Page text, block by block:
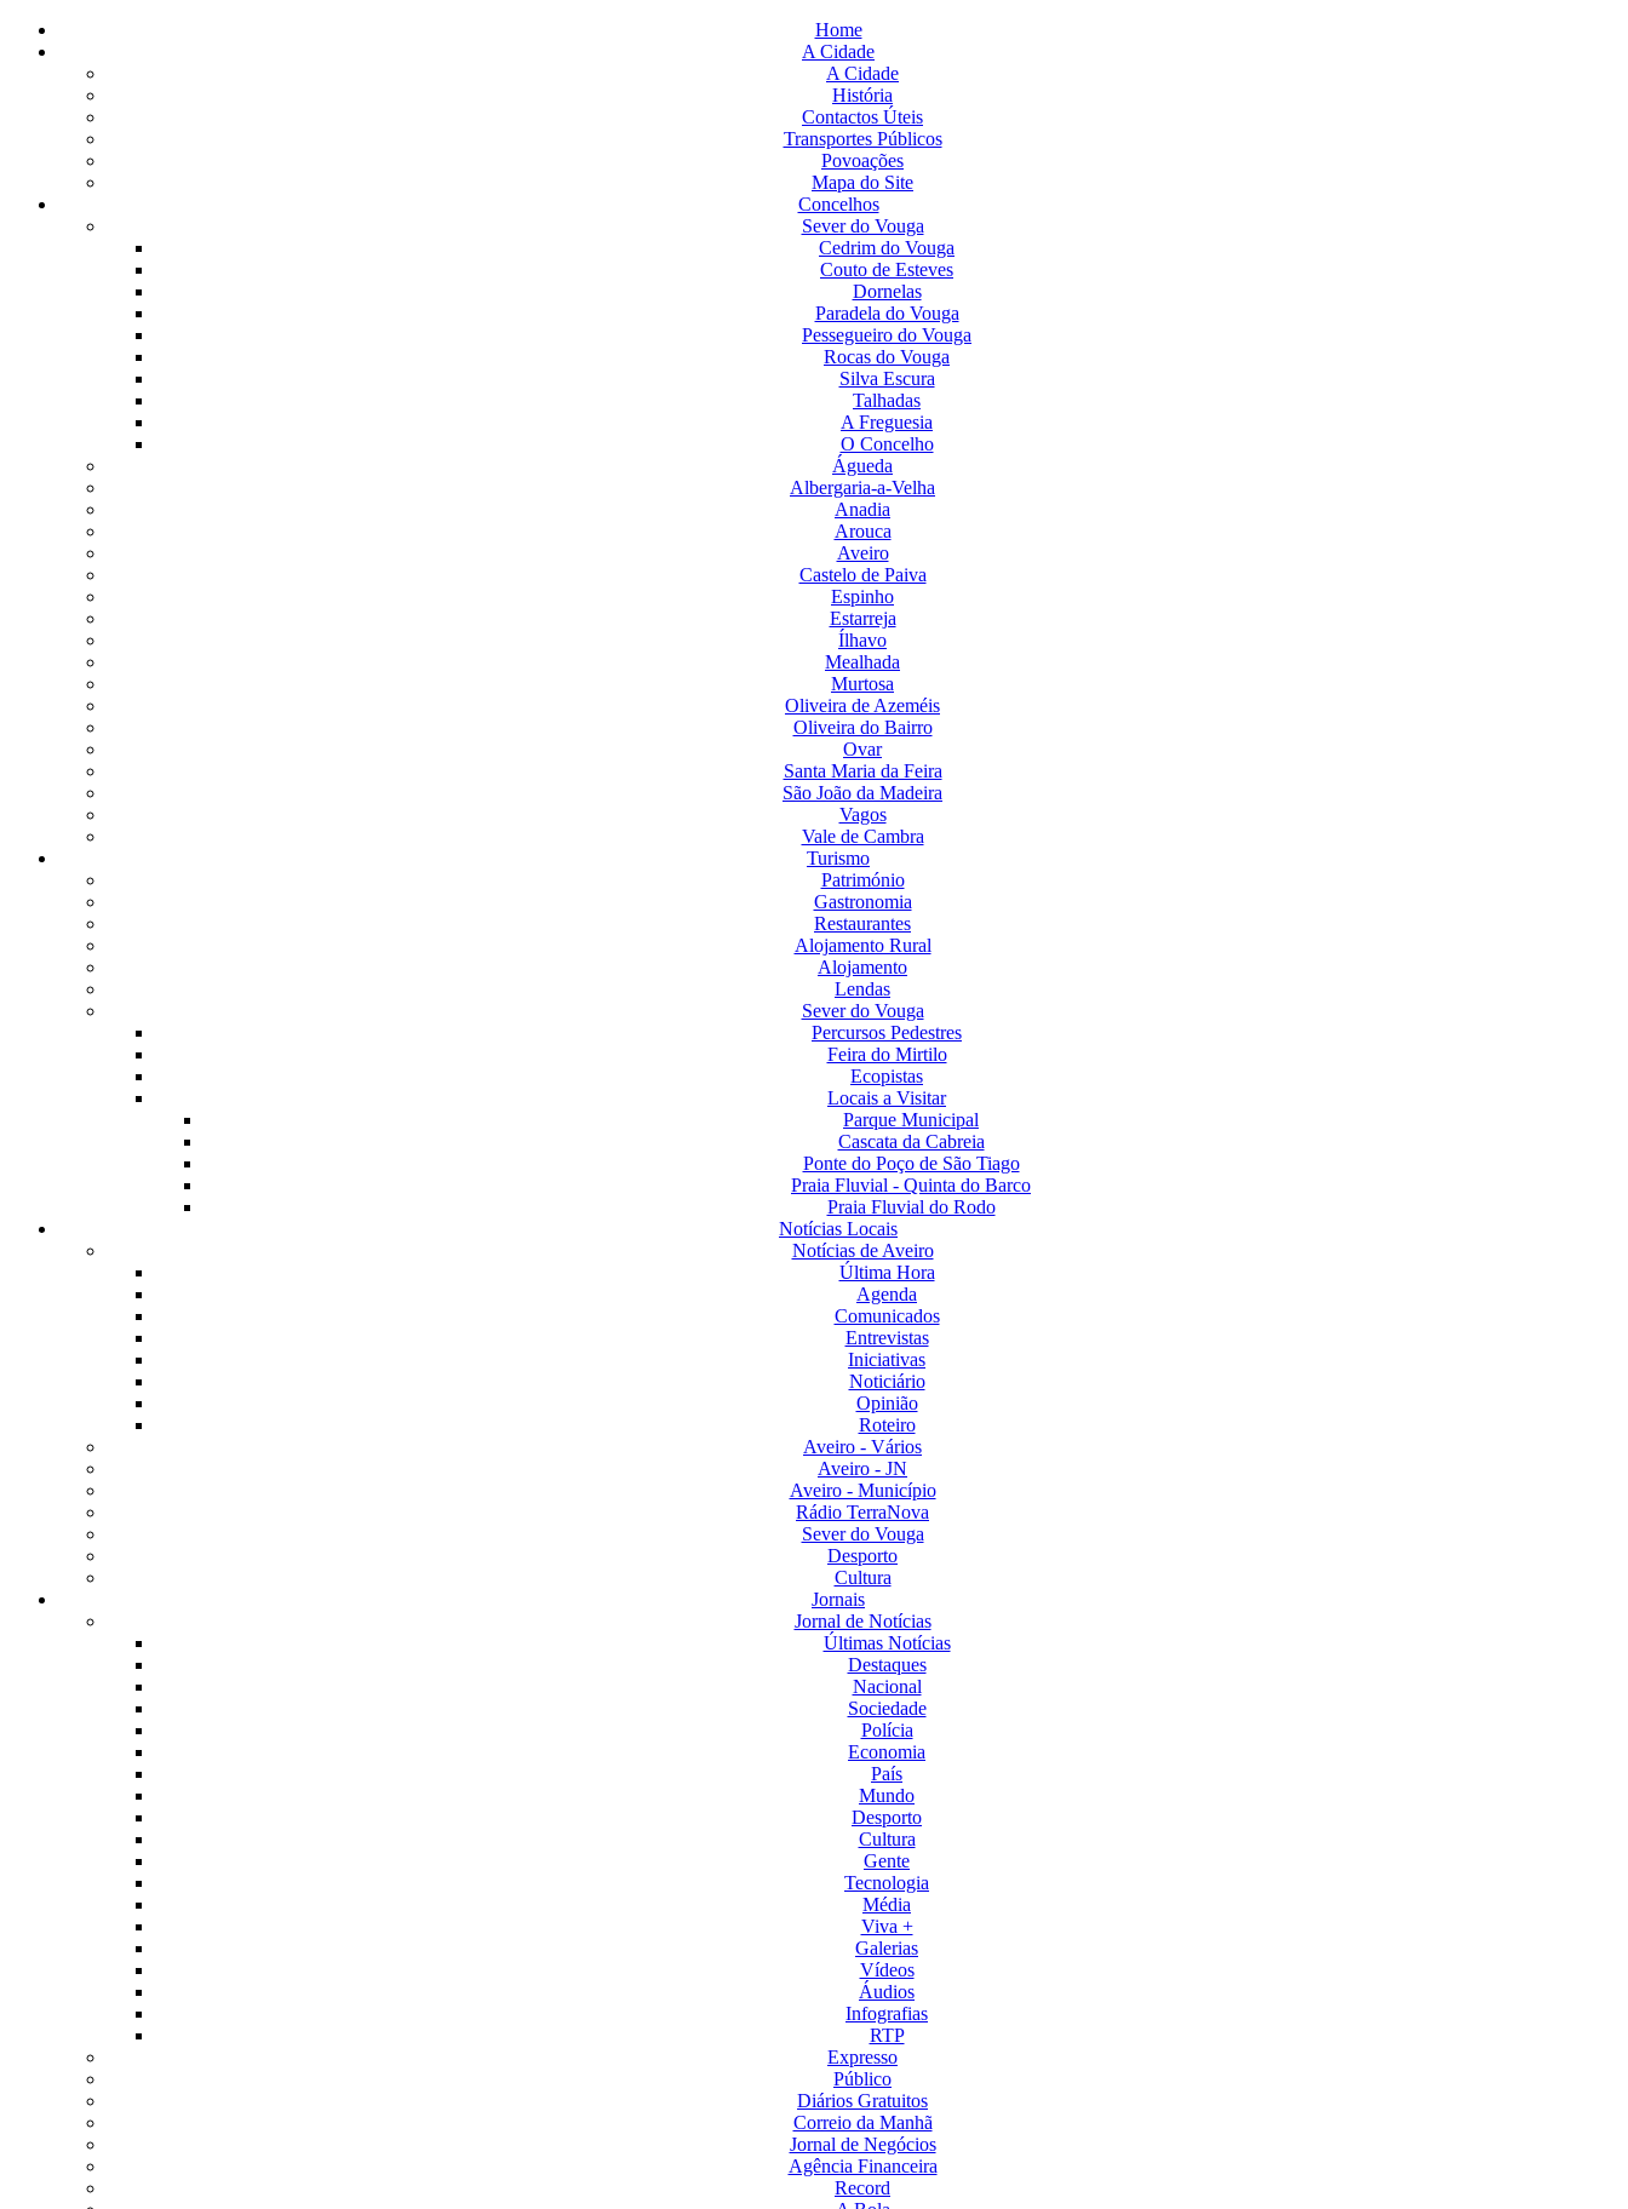
Home
A Cidade
A Cidade
História
Contactos Úteis
Transportes Públicos
Povoações
Mapa do Site
Concelhos
Sever do Vouga
Cedrim do Vouga
Couto de Esteves
Dornelas
Paradela do Vouga
Pessegueiro do Vouga
Rocas do Vouga
Silva Escura
Talhadas
A Freguesia
O Concelho
Águeda
Albergaria-a-Velha
Anadia
Arouca
Aveiro
Castelo de Paiva
Espinho
Estarreja
Ílhavo
Mealhada
Murtosa
Oliveira de Azeméis
Oliveira do Bairro
Ovar
Santa Maria da Feira
São João da Madeira
Vagos
Vale de Cambra
Turismo
Património
Gastronomia
Restaurantes
Alojamento Rural
Alojamento
Lendas
Sever do Vouga
Percursos Pedestres
Feira do Mirtilo
Ecopistas
Locais a Visitar
Parque Municipal
Cascata da Cabreia
Ponte do Poço de São Tiago
Praia Fluvial - Quinta do Barco
Praia Fluvial do Rodo
Notícias Locais
Notícias de Aveiro
Última Hora
Agenda
Comunicados
Entrevistas
Iniciativas
Noticiário
Opinião
Roteiro
Aveiro - Vários
Aveiro - JN
Aveiro - Município
Rádio TerraNova
Sever do Vouga
Desporto
Cultura
Jornais
Jornal de Notícias
Últimas Notícias
Destaques
Nacional
Sociedade
Polícia
Economia
País
Mundo
Desporto
Cultura
Gente
Tecnologia
Média
Viva +
Galerias
Vídeos
Áudios
Infografias
RTP
Expresso
Público
Diários Gratuitos
Correio da Manhã
Jornal de Negócios
Agência Financeira
Record